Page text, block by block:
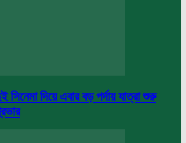
সিনেমা দিয়ে এবার বড় পর্দায় যাত্রা শুরু